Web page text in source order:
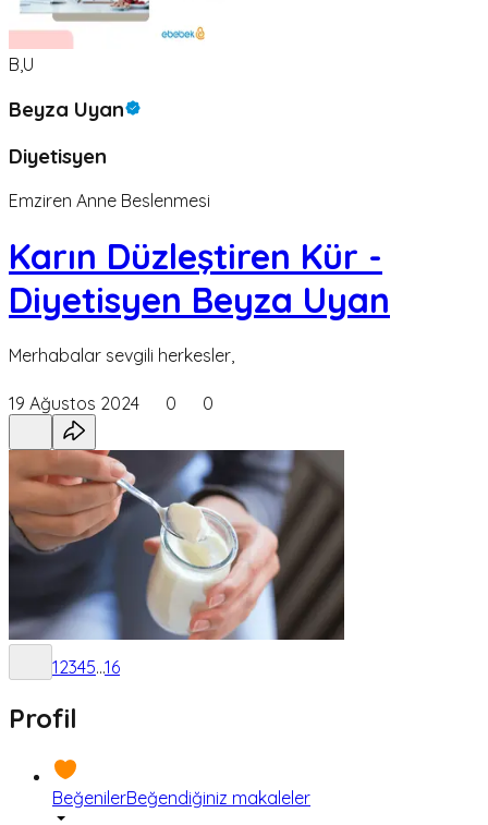
B,U
Beyza Uyan
Diyetisyen
Emziren Anne Beslenmesi
Karın Düzleştiren Kür -
Diyetisyen Beyza Uyan
Merhabalar sevgili herkesler,
19 Ağustos 2024 0 0
12345...16
Profil
BeğenilerBeğendiğiniz makaleler